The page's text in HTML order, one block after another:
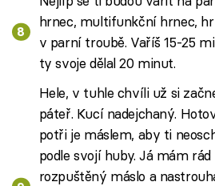
hrnec, multifunkční hrnec,
v parní troubě. Vaříš 15-25
ty svoje dělal 20 minut.
Hele, v tuhle chvíli už si
páteř. Kucí nadejchaný.
potři je máslem, aby ti
podle svojí huby. Já mám
rozpuštěný máslo a